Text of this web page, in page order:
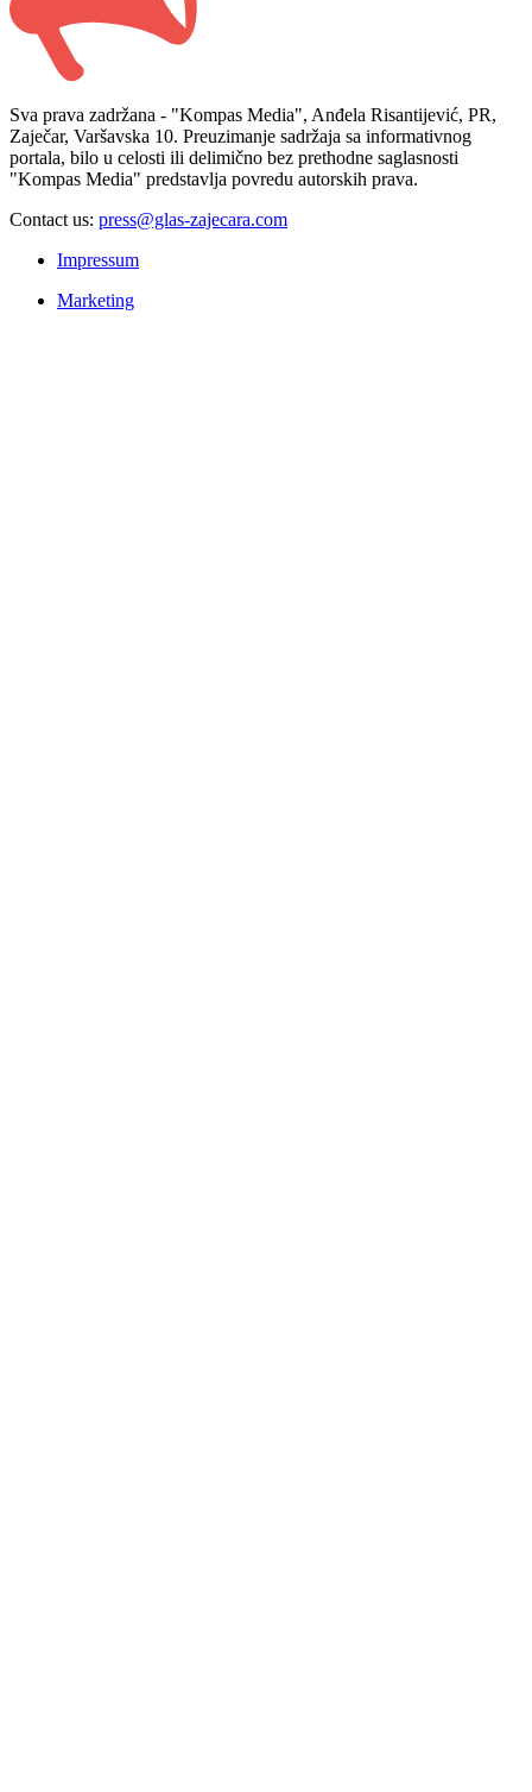
Sva prava zadržana - "Kompas Media", Anđela Risantijević, PR,
Zaječar, Varšavska 10. Preuzimanje sadržaja sa informativnog
portala, bilo u celosti ili delimično bez prethodne saglasnosti
"Kompas Media" predstavlja povredu autorskih prava.
Contact us: press@glas-zajecara.com
Impressum
Marketing